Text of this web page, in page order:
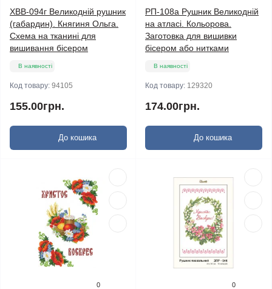
ХВВ-094г Великодній рушник
(габардин). Княгиня Ольга.
Схема на тканині для
вишивання бісером
В наявності
Код товару: 94105
155.00грн.
До кошика
РП-108а Рушник Великодній
на атласі. Кольорова.
Заготовка для вишивки
бісером або нитками
В наявності
Код товару: 129320
174.00грн.
До кошика
0 0